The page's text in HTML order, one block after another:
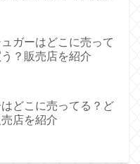
ガーはどこに売って
？販売店を紹介
どこに売ってる？ど
店を紹介